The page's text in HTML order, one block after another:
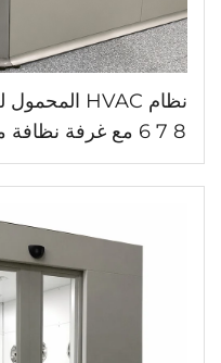
6 7 8 مع غرفة نظافة متنقلة GMP وخالية من الغبار